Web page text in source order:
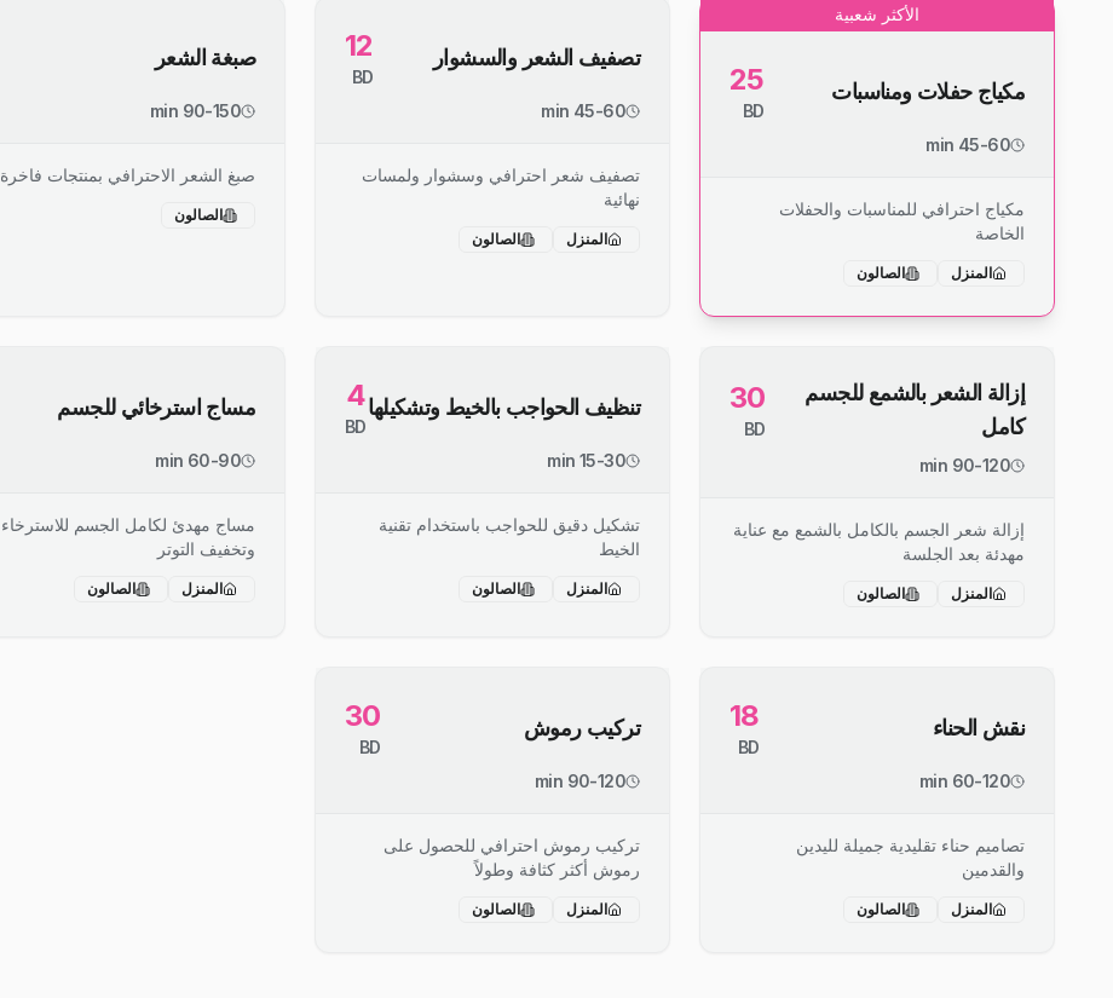
الأكثر شعبية
مكياج حفلات ومناسبات 25
BD
45-60 min
مكياج احترافي للمناسبات والحفلات
الخاصة
المنزل الصالون
تصفيف الشعر والسشوار 12
BD
45-60 min
تصفيف شعر احترافي وسشوار ولمسات
نهائية
المنزل الصالون
صبغة الشعر
90-150 min
صبغ الشعر الاحترافي بمنتجات فاخرة
الصالون
إزالة الشعر بالشمع للجسم
كامل
30
BD
90-120 min
إزالة شعر الجسم بالكامل بالشمع مع عناية
مهدئة بعد الجلسة
المنزل الصالون
تنظيف الحواجب بالخيط وتشكيلها4
BD
15-30 min
تشكيل دقيق للحواجب باستخدام تقنية
الخيط
المنزل الصالون
مساج استرخائي للجسم
60-90 min
مساج مهدئ لكامل الجسم للاسترخاء
وتخفيف التوتر
المنزل الصالون
نقش الحناء 18
BD
60-120 min
تصاميم حناء تقليدية جميلة لليدين
والقدمين
المنزل الصالون
تركيب رموش 30
BD
90-120 min
تركيب رموش احترافي للحصول على
رموش أكثر كثافة وطولاً
المنزل الصالون